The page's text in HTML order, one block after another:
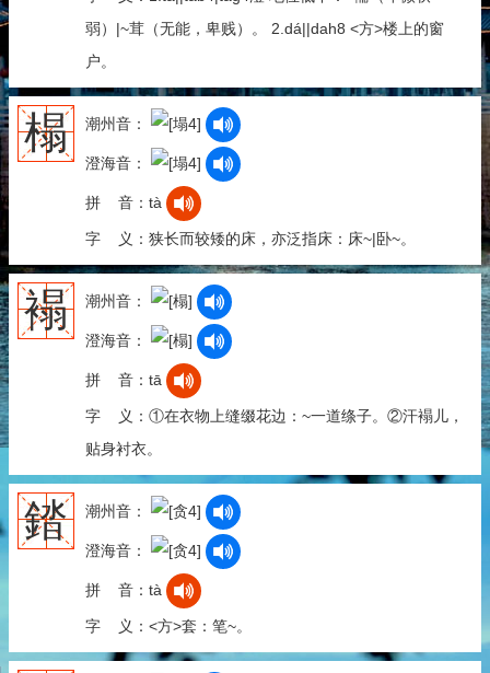
弱）|~茸（无能，卑贱）。 2.dá||dah8 <方>楼上的窗
户。
榻 潮州音：
澄海音：
拼 音：tà
字 义：狭长而较矮的床，亦泛指床：床~|卧~。
褟 潮州音：
澄海音：
拼 音：tā
字 义：①在衣物上缝缀花边：~一道绦子。②汗褟儿，
贴身衬衣。
錔 潮州音：
澄海音：
拼 音：tà
字 义：<方>套：笔~。